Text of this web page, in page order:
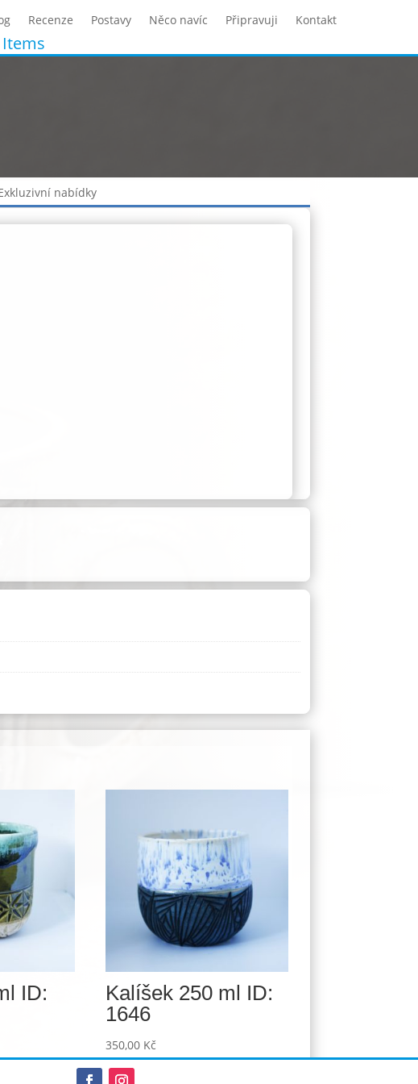
Recenze Postavy Něco navíc Připravuji Kontakt
Items
nabídky
ID:
Kalíšek 250 ml ID:
1646
350,00 Kč